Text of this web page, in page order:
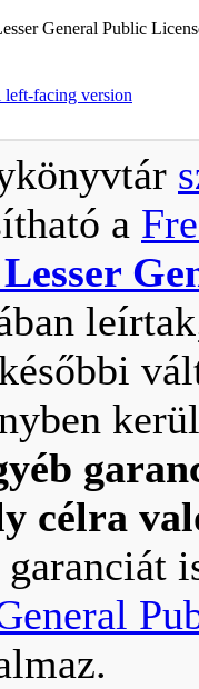
General Public
left-facing version
a
célra